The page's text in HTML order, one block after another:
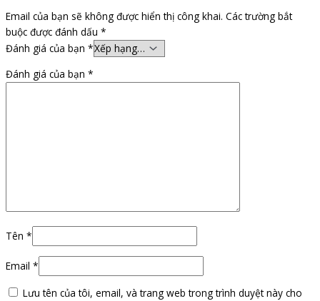
Email của bạn sẽ không được hiển thị công khai. Các trường bắt
buộc được đánh dấu *
Đánh giá của bạn *
Đánh giá của bạn *
Tên *
Email *
Lưu tên của tôi, email, và trang web trong trình duyệt này cho